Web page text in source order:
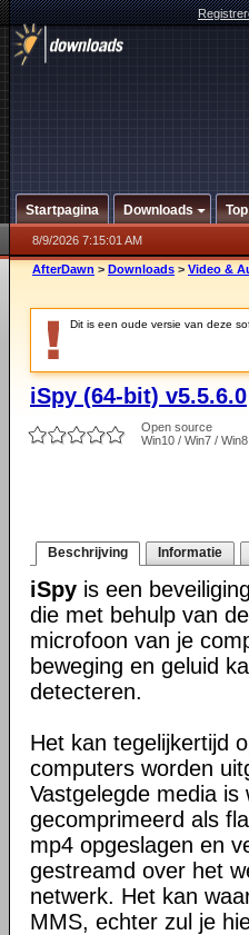
Startpagina Downloads
8/9/2026 7:15:01 AM
AfterDawn > Downloads > Video &
Dit is een oude versie van deze
iSpy (64-bit) v5.5.6.0
Open source
Win10 / Win7 / Win8
Beschrijving Informatie
iSpy is een
die met behulp van
microfoon van je
beweging en geluid
detecteren.
Het kan tegelijkertijd
computers worden
Vastgelegde media is
gecomprimeerd als
mp4 opgeslagen en
gestreamd over het
netwerk. Het kan
MMS, echter zul je